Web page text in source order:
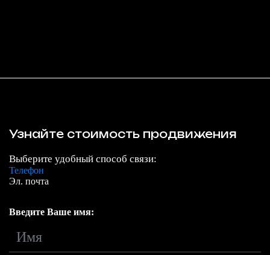
Узнайте стоимость продвижения
Выберите удобный способ связи:
Телефон
Эл. почта
Введите Ваше имя: